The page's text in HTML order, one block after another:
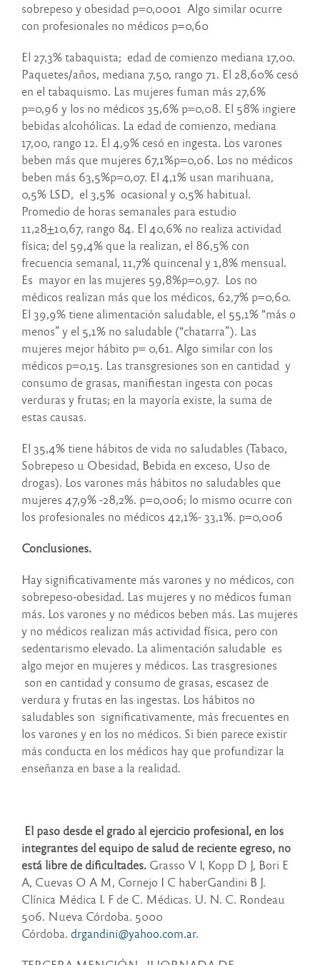
sobrepeso y obesidad p=0,0001 Algo similar ocurre
con profesionales no médicos p=0,60
El 27,3% tabaquista; edad de comienzo mediana 17,00.
Paquetes/años, mediana 7,50, rango 71. El 28,60% cesó
en el tabaquismo. Las mujeres fuman más 27,6%
p=0,96 y los no médicos 35,6% p=0,08. El 58% ingiere
bebidas alcohólicas. La edad de comienzo, mediana
17,00, rango 12. El 4,9% cesó en ingesta. Los varones
beben más que mujeres 67,1%p=0,06. Los no médicos
beben más 63,5%p=0,07. El 4,1% usan marihuana,
0,5% LSD, el 3,5% ocasional y 0,5% habitual.
Promedio de horas semanales para estudio
11,28+10,67, rango 84. El 40,6% no realiza actividad
física; del 59,4% que la realizan, el 86,5% con
frecuencia semanal, 11,7% quincenal y 1,8% mensual.
Es mayor en las mujeres 59,8%p=0,97. Los no
médicos realizan más que los médicos, 62,7% p=0,60.
El 39,9% tiene alimentación saludable, el 55,1% “más o
menos” y el 5,1% no saludable (“chatarra”). Las
mujeres mejor hábito p= 0,61. Algo similar con los
médicos p=0,15. Las transgresiones son en cantidad y
consumo de grasas, manifiestan ingesta con pocas
verduras y frutas; en la mayoría existe, la suma de
estas causas.
El 35,4% tiene hábitos de vida no saludables (Tabaco,
Sobrepeso u Obesidad, Bebida en exceso, Uso de
drogas). Los varones más hábitos no saludables que
mujeres 47,9% -28,2%. p=0,006; lo mismo ocurre con
los profesionales no médicos 42,1%- 33,1%. p=0,006
Conclusiones.
Hay significativamente más varones y no médicos, con
sobrepeso-obesidad. Las mujeres y no médicos fuman
más. Los varones y no médicos beben más. Las mujeres
y no médicos realizan más actividad física, pero con
sedentarismo elevado. La alimentación saludable es
algo mejor en mujeres y médicos. Las trasgresiones
son en cantidad y consumo de grasas, escasez de
verdura y frutas en las ingestas. Los hábitos no
saludables son significativamente, más frecuentes en
los varones y en los no médicos. Si bien parece existir
más conducta en los médicos hay que profundizar la
enseñanza en base a la realidad.
El paso desde el grado al ejercicio profesional, en los
integrantes del equipo de salud de reciente egreso, no
está libre de dificultades. Grasso V I, Kopp D J, Bori E
A, Cuevas O A M, Cornejo I C haberGandini B J.
Clínica Médica I. F de C. Médicas. U. N. C. Rondeau
506. Nueva Córdoba. 5000
Córdoba. drgandini@yahoo.com.ar.